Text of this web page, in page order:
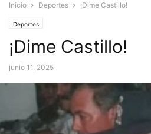
Inicio Deportes ¡Dime Castillo!
Deportes
¡Dime Castillo!
junio 11, 2025